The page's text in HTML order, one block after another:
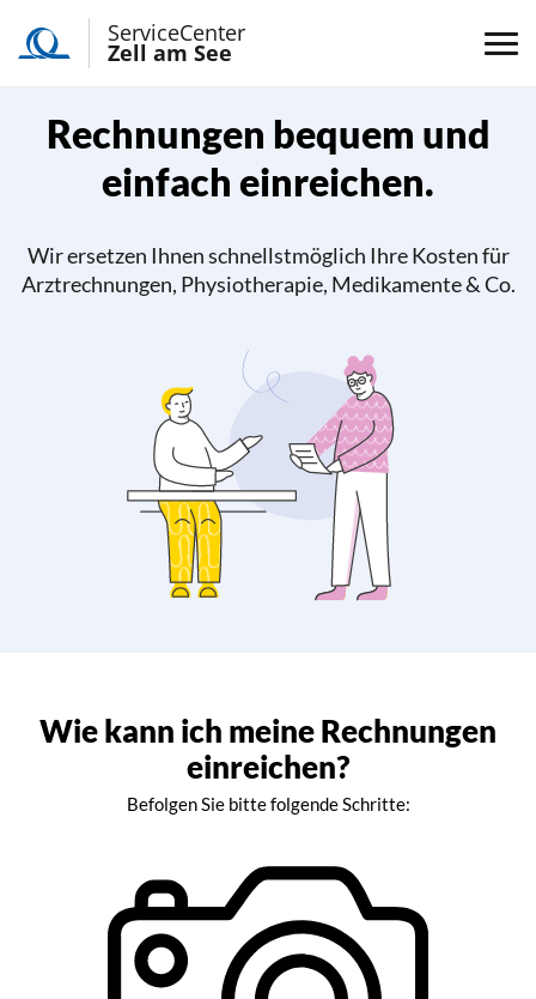
ServiceCenter
Zell am See
Rechnungen bequem und
einfach einreichen.
Wir ersetzen Ihnen schnellstmöglich Ihre Kosten für
Arztrechnungen, Physiotherapie, Medikamente & Co.
Wie kann ich meine Rechnungen
einreichen?
Befolgen Sie bitte folgende Schritte: